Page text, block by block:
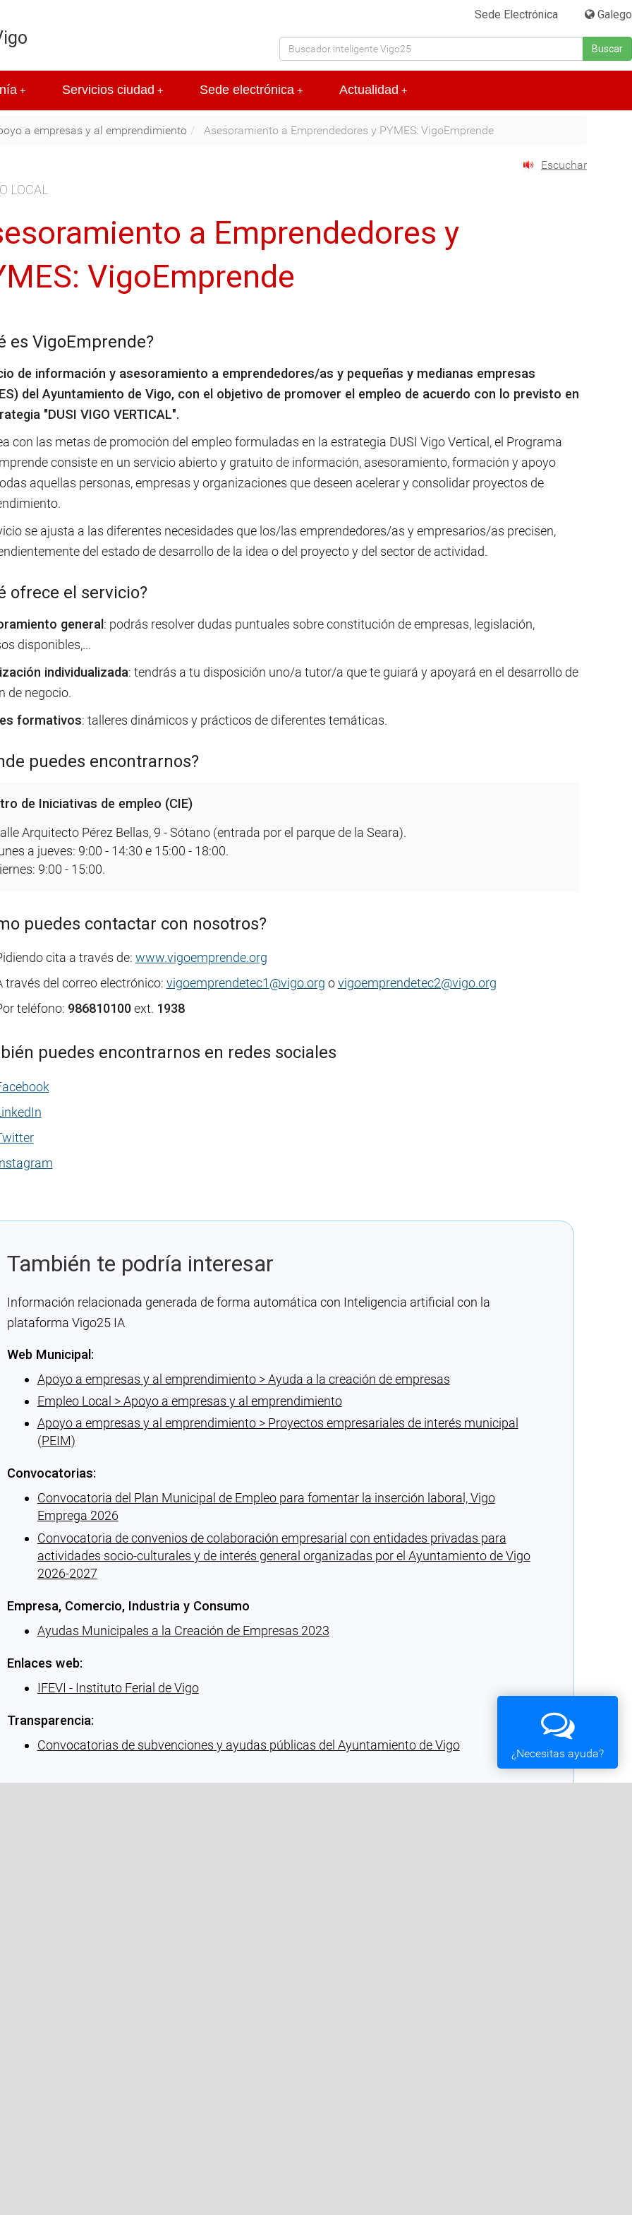
Sede Electrónica Galego
Buscar
+ +
Servicios ciudad +
Sede electrónica +
Actualidad
a empresas y al emprendimiento Asesoramiento a Emprendedores y PYMES: VigoEmprende
Escuchar
LOCAL
a Emprendedores y
VigoEmprende
es VigoEmprende?
de información y asesoramiento a emprendedores/as y pequeñas y medianas empresas
del Ayuntamiento de Vigo, con el objetivo de promover el empleo de acuerdo con lo previsto en
"DUSI VIGO VERTICAL".
con las metas de promoción del empleo formuladas en la estrategia DUSI Vigo Vertical, el Programa
consiste en un servicio abierto y gratuito de información, asesoramiento, formación y apoyo
aquellas personas, empresas y organizaciones que deseen acelerar y consolidar proyectos de
se ajusta a las diferentes necesidades que los/las emprendedores/as y empresarios/as precisen,
del estado de desarrollo de la idea o del proyecto y del sector de actividad.
ofrece el servicio?
general : podrás resolver dudas puntuales sobre constitución de empresas, legislación,
disponibles,...
individualizada: tendrás a tu disposición uno/a tutor/a que te guiará y apoyará en el desarrollo de
de negocio.
formativos: talleres dinámicos y prácticos de diferentes temáticas.
puedes encontrarnos?
de Iniciativas de empleo (CIE)
Arquitecto Pérez Bellas, 9 - Sótano (entrada por el parque de la Seara).
a jueves: 9:00 - 14:30 e 15:00 - 18:00.
9:00 - 15:00.
puedes contactar con nosotros?
cita a través de: www.vigoemprende.org
través del correo electrónico: vigoemprendetec1@vigo.org ovigoemprendetec2@vigo.org
teléfono: 986810100ext. 1938
puedes encontrarnos en redes sociales
También te podría interesar
Información relacionada generada de forma automática con Inteligencia artificial con la
plataforma Vigo25 IA
Web Municipal:
Apoyo a empresas y al emprendimiento > Ayuda a la creación de empresas
Empleo Local > Apoyo a empresas y al emprendimiento
Apoyo a empresas y al emprendimiento > Proyectos empresariales de interés municipal
(PEIM)
Convocatorias:
Convocatoria del Plan Municipal de Empleo para fomentar la inserción laboral, Vigo
Emprega 2026
Convocatoria de convenios de colaboración empresarial con entidades privadas para
actividades socio-culturales y de interés general organizadas por el Ayuntamiento de Vigo
2026-2027
Empresa, Comercio, Industria y Consumo
Ayudas Municipales a la Creación de Empresas 2023
Enlaces web:
IFEVI - Instituto Ferial de Vigo
Transparencia:
Convocatorias de subvenciones y ayudas públicas del Ayuntamiento de Vigo
¿Necesitas ayuda?